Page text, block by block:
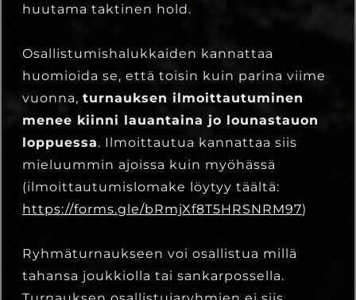
huutama taktinen hold.
Osallistumishalukkaiden kannattaa
huomioida se, että toisin kuin parina viime
vuonna, turnauksen ilmoittautuminen
menee kiinni lauantaina jo lounastauon
loppuessa. Ilmoittautua kannattaa siis
mieluummin ajoissa kuin myöhässä
(ilmoittautumislomake löytyy täältä:
https://forms.gle/bRmjXf8T5HRSNRM97)
Ryhmäturnaukseen voi osallistua millä
tahansa joukkiolla tai sankarpossella.